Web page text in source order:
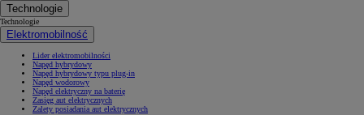
Technologie
Technologie
Elektromobilność
Lider elektromobilności
Napęd hybrydowy
Napęd hybrydowy typu plug-in
Napęd wodorowy
Napęd elektryczny na baterię
Zasięg aut elektrycznych
Zalety posiadania aut elektrycznych